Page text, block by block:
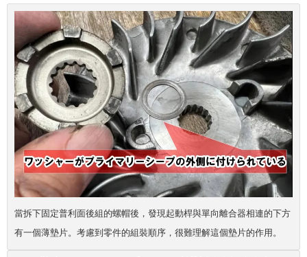
當拆下固定普利面後組的螺帽後，發現起動桿與單向離合器相連的下方
有一個薄墊片。考慮到零件的組裝順序，很難理解這個墊片的作用。